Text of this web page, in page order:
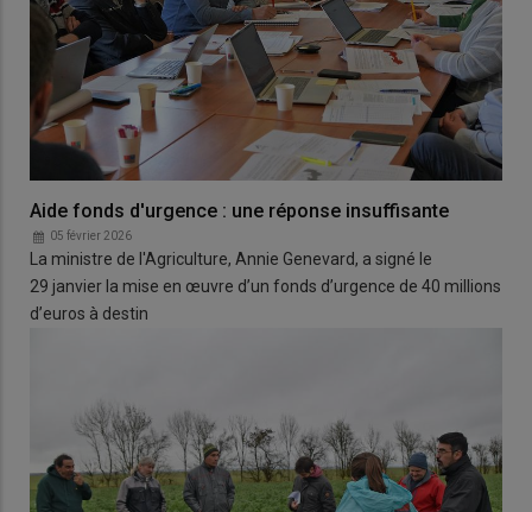
Aide fonds d'urgence : une réponse insuffisante
05 février 2026
La ministre de l'Agriculture, Annie Genevard, a signé le
29 janvier la mise en œuvre d’un fonds d’urgence de 40 millions
d’euros à destin